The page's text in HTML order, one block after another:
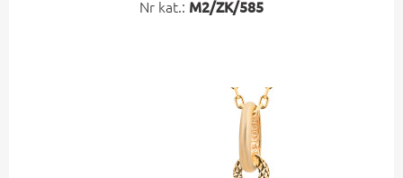
Nr kat.: M2/ZK/585